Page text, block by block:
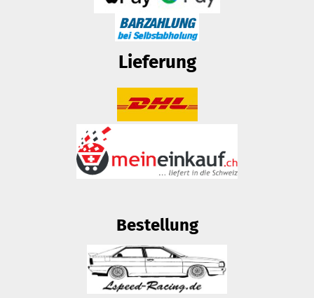
Lieferung
Bestellung